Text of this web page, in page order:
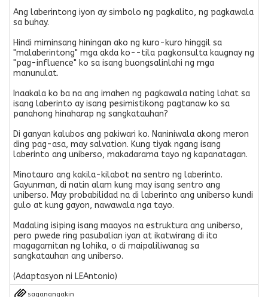
Ang laberintong iyon ay simbolo ng pagkalito, ng pagkawala
sa buhay.
Hindi miminsang hiningan ako ng kuro-kuro hinggil sa
"malaberintong" mga akda ko--tila pagkonsulta kaugnay ng
"pag-influence" ko sa isang buongsalinlahi ng mga
manunulat.
Inaakala ko ba na ang imahen ng pagkawala nating lahat sa
isang laberinto ay isang pesimistikong pagtanaw ko sa
panahong hinaharap ng sangkatauhan?
Di ganyan kalubos ang pakiwari ko. Naniniwala akong meron
ding pag-asa, may salvation. Kung tiyak ngang isang
laberinto ang uniberso, makadarama tayo ng kapanatagan.
Minotauro ang kakila-kilabot na sentro ng laberinto.
Gayunman, di natin alam kung may isang sentro ang
uniberso. May probabilidad na di laberinto ang uniberso kundi
gulo at kung gayon, nawawala nga tayo.
Madaling isiping isang maayos na estruktura ang uniberso,
pero pwede ring pasubalian iyan at ikatwirang di ito
magagamitan ng lohika, o di maipaliliwanag sa
sangkatauhan ang uniberso.
(Adaptasyon ni LEAntonio)
saganangakin